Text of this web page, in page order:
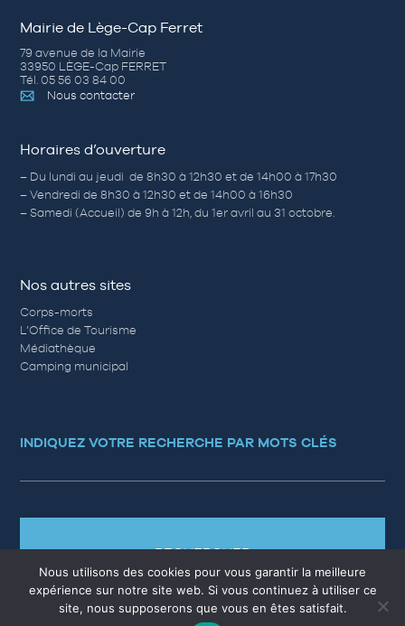
Mairie de Lège-Cap Ferret
79 avenue de la Mairie
33950 LÈGE-Cap FERRET
Tél. 05 56 03 84 00
Nous contacter
Horaires d’ouverture
– Du lundi au jeudi de 8h30 à 12h30 et de 14h00 à 17h30
– Vendredi de 8h30 à 12h30 et de 14h00 à 16h30
– Samedi (Accueil) de 9h à 12h, du 1er avril au 31 octobre.
Nos autres sites
Corps-morts
L’Office de Tourisme
Médiathèque
Camping municipal
INDIQUEZ VOTRE RECHERCHE PAR MOTS CLÉS
RECHERCHER
Nous utilisons des cookies pour vous garantir la meilleure
expérience sur notre site web. Si vous continuez à utiliser ce
site, nous supposerons que vous en êtes satisfait.